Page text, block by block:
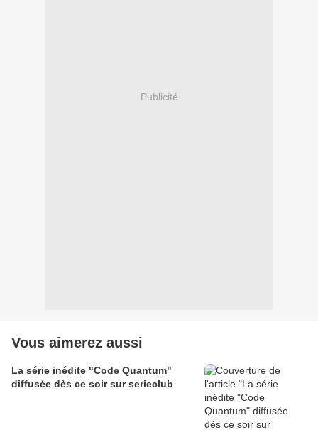
Publicité
Vous aimerez aussi
La série inédite "Code Quantum"
diffusée dès ce soir sur serieclub